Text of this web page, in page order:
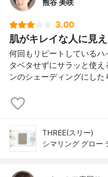
熊谷 美咲
3.00
肌がキレイな人に見え
何回もリピートしている
タベタせずにサラッと使
ンのシェーディングにし
THREE(スリー)
シマリング グロー